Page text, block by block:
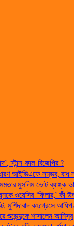
স্টান্স বদল বিজেপির ?
ধারণ আইভিএফে সম্ভব,
মুসলিম ভোট ব্যাঙ্ক
ওয়েসির ‘ফিলার,’ কী
মুর্শিদাবাদ কংগ্রেসে
শুভেন্দুকে শাসালেন আনিসুর